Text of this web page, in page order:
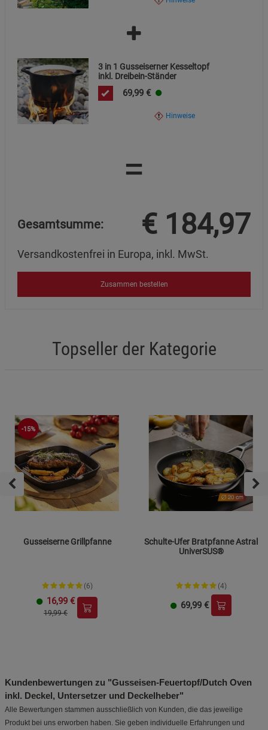
3 in 1 Gusseiserner Kesseltopf
inkl. Dreibein-Ständer
69,99 €
Hinweise
=
Gesamtsumme: € 184,97
Versandkostenfrei in Europa, inkl. MwSt.
Zusammen bestellen
Topseller der Kategorie
-15%
Gusseiserne Grillpfanne
(6)
16,99 €
19,99 €
Schulte-Ufer Bratpfanne Astral
UniverSUS®
(4)
69,99 €
Kundenbewertungen zu "Gusseisen-Feuertopf/Dutch Oven
inkl. Deckel, Untersetzer und Deckelheber"
Alle Bewertungen stammen ausschließlich von Kunden, die das jeweilige
Produkt bei uns erworben haben. Sie geben individuelle Erfahrungen und